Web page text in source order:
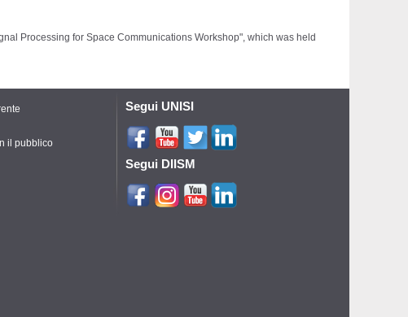
Processing for Space Communications Workshop", which was held
il pubblico
Segui UNISI
Segui DIISM